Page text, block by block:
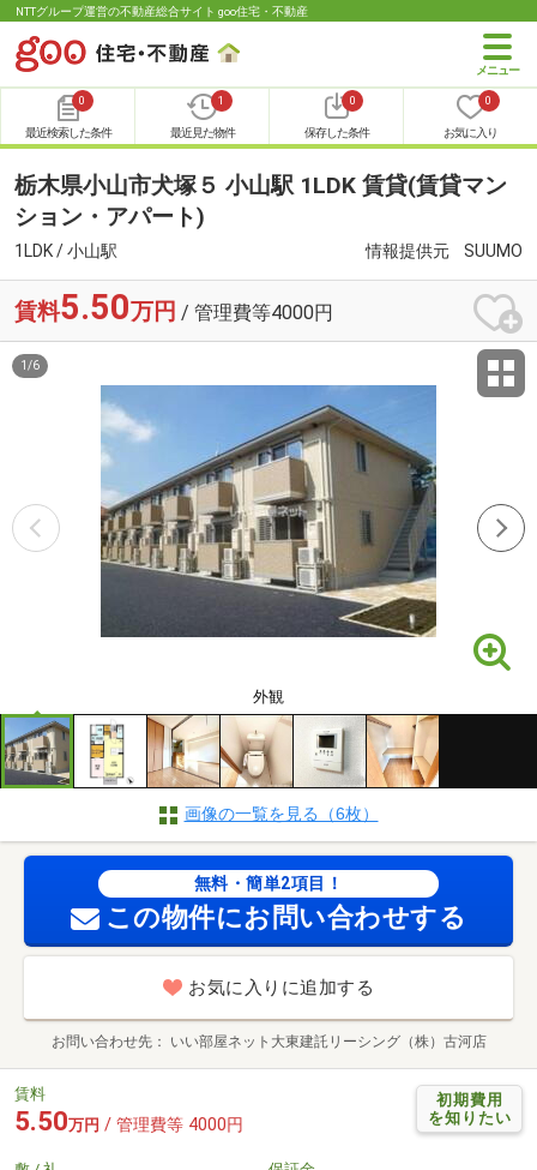
NTTグループ運営の不動産総合サイト goo住宅・不動産
0
最近検索した条件
1
最近見た物件
0
保存した条件
0
お気に入り
栃木県小山市犬塚５ 小山駅 1LDK 賃貸(賃貸マン
ション・アパート)
1LDK / 小山駅 情報提供元 SUUMO
賃料5.50万円 / 管理費等4000円
外観
1 /6
画像の一覧を見る（6枚）
無料・簡単2項目！
この物件にお問い合わせする
お気に入りに追加する
お問い合わせ先 いい部屋ネット大東建託リーシング（株）古河店
初期費用
を知りたい
賃料
5.50万円 / 管理費等 4000円